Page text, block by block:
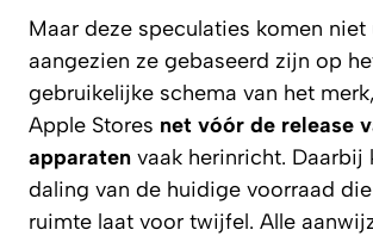
Maar deze speculaties komen
aangezien ze gebaseerd zijn op
gebruikelijke schema van het
Apple Stores net vóór de release
apparaten vaak herinricht. Daarbij
daling van de huidige voorraad
ruimte laat voor twijfel. Alle